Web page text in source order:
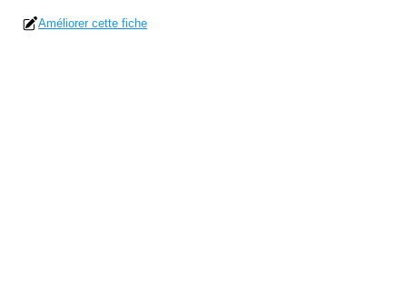
Améliorer cette fiche